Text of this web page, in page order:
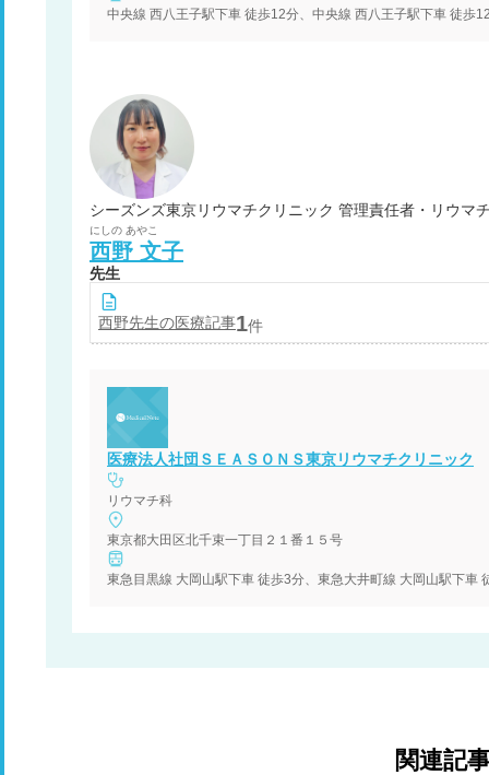
シーズンズ東京リウマチクリニック 管理責任者・リウマ
にしの あやこ
西野 文子
先生
西野先生の医療記事1件
医療法人社団ＳＥＡＳＯＮＳ東京リウマチクリニック
リウマチ科
東京都大田区北千束一丁目２１番１５号
東急目黒線 大岡山駅下車 徒歩3分、東急大井町線 大岡山駅下車
関連記